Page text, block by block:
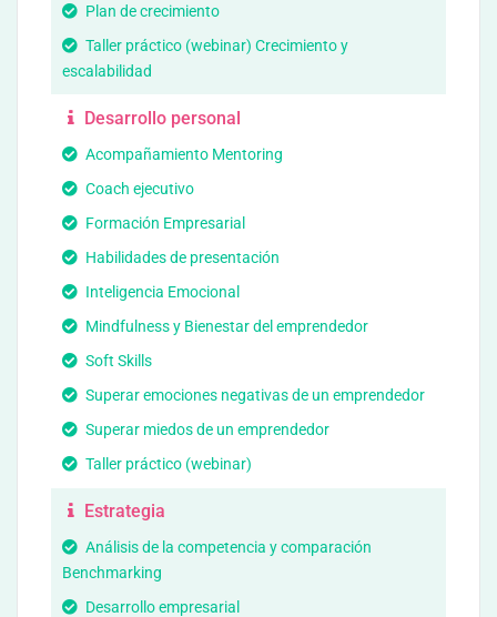
Plan de crecimiento
Taller práctico (webinar) Crecimiento y
escalabilidad
Desarrollo personal
Acompañamiento Mentoring
Coach ejecutivo
Formación Empresarial
Habilidades de presentación
Inteligencia Emocional
Mindfulness y Bienestar del emprendedor
Soft Skills
Superar emociones negativas de un emprendedor
Superar miedos de un emprendedor
Taller práctico (webinar)
Estrategia
Análisis de la competencia y comparación
Benchmarking
Desarrollo empresarial